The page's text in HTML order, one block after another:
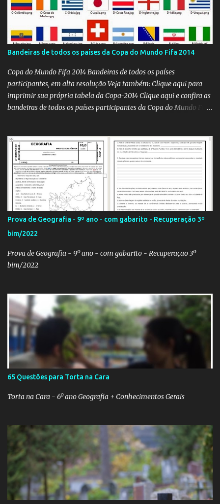
Bandeiras de todos os países da Copa do Mundo Fifa 2014
Copa do Mundo Fifa 2014 Bandeiras de todos os países
participantes, em alta resolução Veja também: Clique aqui para
imprimir sua própria tabela da Copa-2014 Clique aqui e confira as
bandeiras de todos os países participantes da Copa do Mundo Fifa
Com um evento como a Copa do Mundo ocorrendo no Brasil,
independentemente se você seja do time 'Viva Copa' ou do time
'Não vai ter Copa', uma hora ou outra acaba precisando das
bandeiras dos países que participarão do evento (para exaltá-los
ou para estraçalhá-los). Principalmente se você for aluno ou
professor! Provavelmente sua escola fará alguma atividade
relacionada ao assunto. Aí, precisa correr para o Google Imagens,
achar a bandeira correta, com a resolução adequada... a maior
função. Eu sei porque já precisei fazer isso. Como deixei os
arquivos armazenados em cas...
Prova de Geografia - 9º ano - com gabarito - Recuperação 3º
bim/2022
Prova de Geografia - 9º ano - com gabarito - Recuperação 3º
bim/2022
65 Questões para Torta na Cara
Torta na Cara - 6º ano Geografia + Conhecimentos Gerais